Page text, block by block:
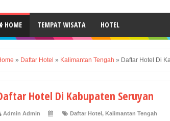
HOME TEMPAT WISATA HOTEL
» Daftar Hotel » Kalimantan Tengah » Daftar Hotel Di
Hotel Di Kabupaten Seruyan
Admin Admin Daftar Hotel, Kalimantan Tengah